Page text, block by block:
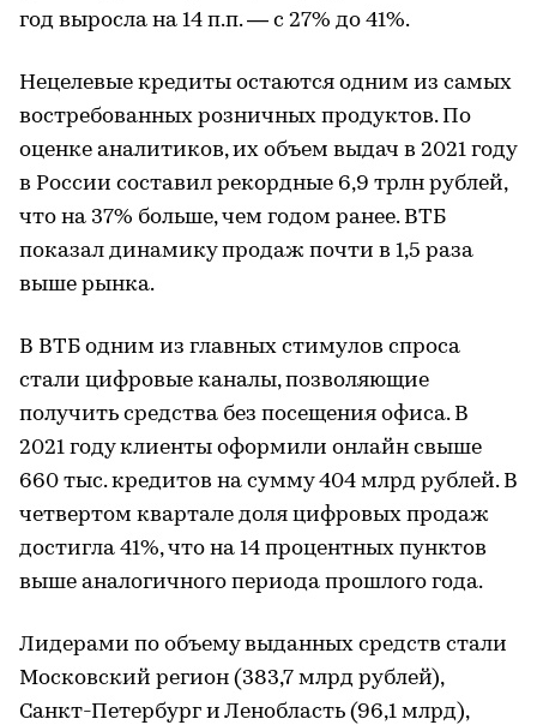
год выросла на 14 п.п. — с 27% до 41%.
Нецелевые кредиты остаются одним из самых
востребованных розничных продуктов. По
оценке аналитиков, их объем выдач в 2021 году
в России составил рекордные 6,9 трлн рублей,
что на 37% больше, чем годом ранее. ВТБ
показал динамику продаж почти в 1,5 раза
выше рынка.
В ВТБ одним из главных стимулов спроса
стали цифровые каналы, позволяющие
получить средства без посещения офиса. В
2021 году клиенты оформили онлайн свыше
660 тыс. кредитов на сумму 404 млрд рублей. В
четвертом квартале доля цифровых продаж
достигла 41%, что на 14 процентных пунктов
выше аналогичного периода прошлого года.
Лидерами по объему выданных средств стали
Московский регион (383,7 млрд рублей),
Санкт-Петербург и Ленобласть (96,1 млрд),